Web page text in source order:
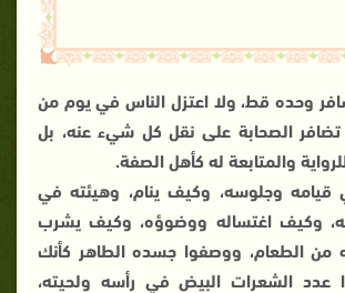
وحده قط، ولا اعتزل الناس في يوم من
تضافر الصحابة على نقل كل شيء عنه، بل
والمتابعة له كأهل الصفة.
وجلوسه، وكيف ينام، وهيئته في
وكيف اغتساله ووضوؤه، وكيف يشرب
من الطعام، ووصفوا جسده الطاهر كأنك
عدد الشعرات البيض في رأسه ولحيته،